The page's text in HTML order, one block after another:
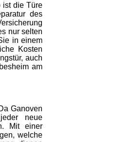
ist die Türe
des
nur selten
in einem
Kosten
auch
am
Ganoven
neue
Mit einer
welche